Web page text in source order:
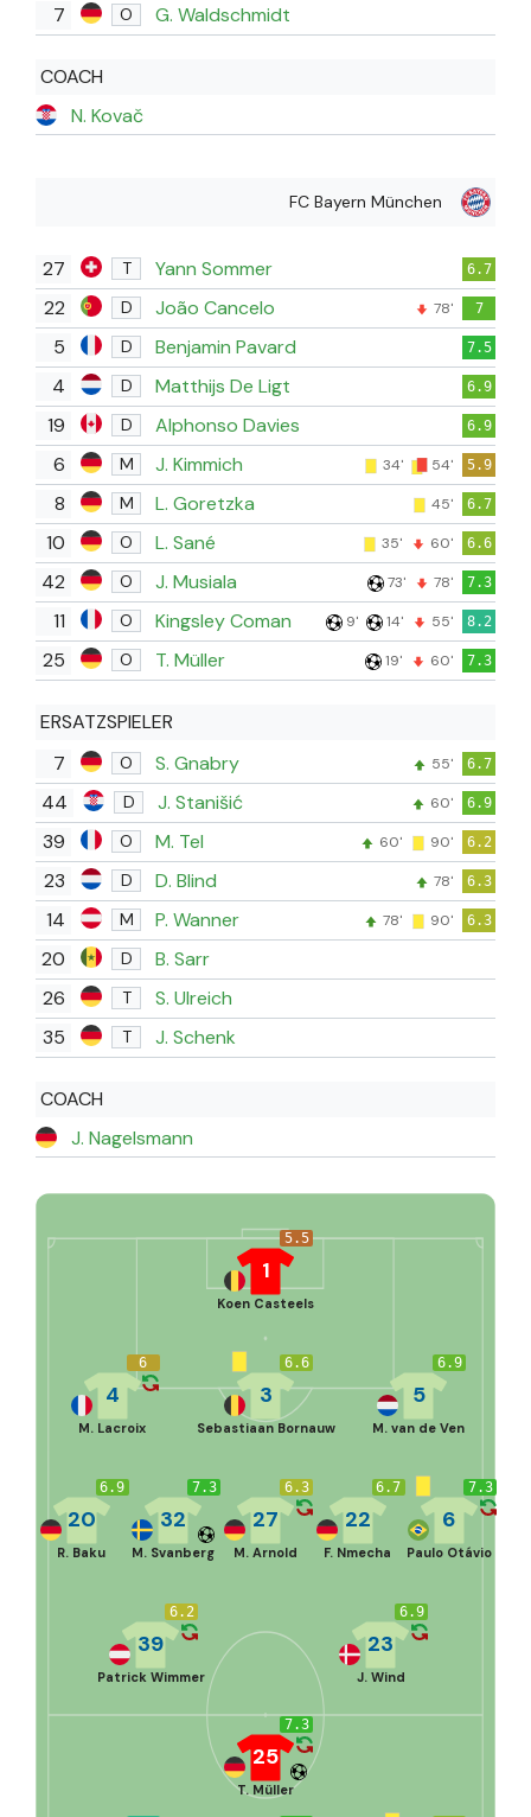
7
O G. Waldschmidt
COACH
N. Kovač
FC Bayern München
27 T Yann Sommer 6.7
22 D João Cancelo 78' 7
5 D Benjamin Pavard 7.5
4 D Matthijs De Ligt 6.9
19 D Alphonso Davies 6.9
6 M J. Kimmich 34' 54' 5.9
8 M L. Goretzka 45' 6.7
10 O L. Sané 35' 60' 6.6
42 O J. Musiala 73' 78' 7.3
11 O Kingsley Coman 9' 14' 55' 8.2
25 O T. Müller 19' 60' 7.3
ERSATZSPIELER
7
O S. Gnabry 55' 6.7
44 D J. Stanišić 60' 6.9
39 O M. Tel 60' 90' 6.2
23 D D. Blind 78' 6.3
14 M P. Wanner 78' 90' 6.3
20 D
B. Sarr
26
T
S. Ulreich
35
T J. Schenk
COACH
J. Nagelsmann
5.5
1
Koen Casteels
6.9
5
M. van de Ven
6.6
3
Sebastiaan Bornauw
6
4
M. Lacroix
7.3
6
Paulo Otávio
6.7
22
F. Nmecha
6.3
27
M. Arnold
7.3
32
M. Svanberg
6.9
20
R. Baku
6.9
23
J. Wind
6.2
39
Patrick Wimmer
7.3
25
T. Müller